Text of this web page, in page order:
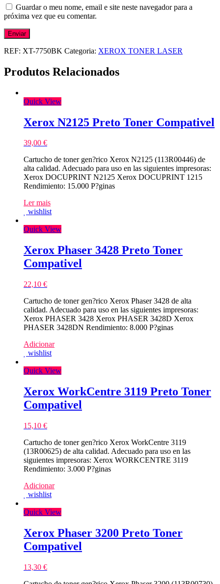
Guardar o meu nome, email e site neste navegador para a
próxima vez que eu comentar.
REF: XT-7750BK Categoria: XEROX TONER LASER
Produtos Relacionados
Quick View
Xerox N2125 Preto Toner Compativel
39,00 €
Cartucho de toner gen?rico Xerox N2125 (113R00446) de
alta calidad. Adecuado para uso en las siguientes impresoras:
Xerox DOCUPRINT N2125 Xerox DOCUPRINT 1215
Rendimiento: 15.000 P?ginas
Ler mais
wishlist
Quick View
Xerox Phaser 3428 Preto Toner
Compativel
22,10 €
Cartucho de toner gen?rico Xerox Phaser 3428 de alta
calidad. Adecuado para uso en las siguientes impresoras:
Xerox PHASER 3428 Xerox PHASER 3428D Xerox
PHASER 3428DN Rendimiento: 8.000 P?ginas
Adicionar
wishlist
Quick View
Xerox WorkCentre 3119 Preto Toner
Compativel
15,10 €
Cartucho de toner gen?rico Xerox WorkCentre 3119
(13R00625) de alta calidad. Adecuado para uso en las
siguientes impresoras: Xerox WORKCENTRE 3119
Rendimiento: 3.000 P?ginas
Adicionar
wishlist
Quick View
Xerox Phaser 3200 Preto Toner
Compativel
13,30 €